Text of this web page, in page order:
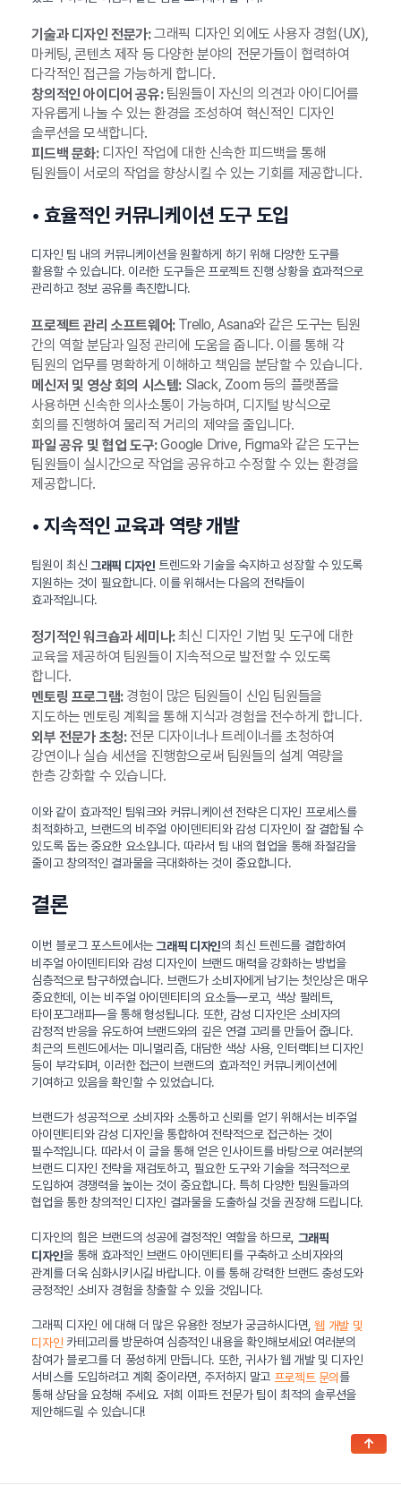
기술과 디자인 전문가:그래픽 디자인 외에도 사용자 경험(UX),
마케팅, 콘텐츠 제작 등 다양한 분야의 전문가들이 협력하여
다각적인 접근을 가능하게 합니다.
창의적인 아이디어 공유:팀원들이 자신의 의견과 아이디어를
자유롭게 나눌 수 있는 환경을 조성하여 혁신적인 디자인
솔루션을 모색합니다.
피드백 문화:디자인 작업에 대한 신속한 피드백을 통해
팀원들이 서로의 작업을 향상시킬 수 있는 기회를 제공합니다.
• 효율적인 커뮤니케이션 도구 도입
디자인 팀 내의 커뮤니케이션을 원활하게 하기 위해 다양한 도구를
활용할 수 있습니다. 이러한 도구들은 프로젝트 진행 상황을 효과적으로
관리하고 정보 공유를 촉진합니다.
프로젝트 관리 소프트웨어:Trello, Asana와 같은 도구는 팀원
간의 역할 분담과 일정 관리에 도움을 줍니다. 이를 통해 각
팀원의 업무를 명확하게 이해하고 책임을 분담할 수 있습니다.
메신저 및 영상 회의 시스템:Slack, Zoom 등의 플랫폼을
사용하면 신속한 의사소통이 가능하며, 디지털 방식으로
회의를 진행하여 물리적 거리의 제약을 줄입니다.
파일 공유 및 협업 도구:Google Drive, Figma와 같은 도구는
팀원들이 실시간으로 작업을 공유하고 수정할 수 있는 환경을
제공합니다.
• 지속적인 교육과 역량 개발
팀원이 최신 그래픽 디자인 트렌드와 기술을 숙지하고 성장할 수 있도록
지원하는 것이 필요합니다. 이를 위해서는 다음의 전략들이
효과적입니다.
정기적인 워크숍과 세미나:최신 디자인 기법 및 도구에 대한
교육을 제공하여 팀원들이 지속적으로 발전할 수 있도록
합니다.
멘토링 프로그램:경험이 많은 팀원들이 신입 팀원들을
지도하는 멘토링 계획을 통해 지식과 경험을 전수하게 합니다.
외부 전문가 초청:전문 디자이너나 트레이너를 초청하여
강연이나 실습 세션을 진행함으로써 팀원들의 설계 역량을
한층 강화할 수 있습니다.
이와 같이 효과적인 팀워크와 커뮤니케이션 전략은 디자인 프로세스를
최적화하고, 브랜드의 비주얼 아이덴티티와 감성 디자인이 잘 결합될 수
있도록 돕는 중요한 요소입니다. 따라서 팀 내의 협업을 통해 좌절감을
줄이고 창의적인 결과물을 극대화하는 것이 중요합니다.
결론
이번 블로그 포스트에서는그래픽 디자인의 최신 트렌드를 결합하여
비주얼 아이덴티티와 감성 디자인이 브랜드 매력을 강화하는 방법을
심층적으로 탐구하였습니다. 브랜드가 소비자에게 남기는 첫인상은 매우
중요한데, 이는 비주얼 아이덴티티의 요소들—로고, 색상 팔레트,
타이포그래피—을 통해 형성됩니다. 또한, 감성 디자인은 소비자의
감정적 반응을 유도하여 브랜드와의 깊은 연결 고리를 만들어 줍니다.
최근의 트렌드에서는 미니멀리즘, 대담한 색상 사용, 인터랙티브 디자인
등이 부각되며, 이러한 접근이 브랜드의 효과적인 커뮤니케이션에
기여하고 있음을 확인할 수 있었습니다.
브랜드가 성공적으로 소비자와 소통하고 신뢰를 얻기 위해서는 비주얼
아이덴티티와 감성 디자인을 통합하여 전략적으로 접근하는 것이
필수적입니다. 따라서 이 글을 통해 얻은 인사이트를 바탕으로 여러분의
브랜드 디자인 전략을 재검토하고, 필요한 도구와 기술을 적극적으로
도입하여 경쟁력을 높이는 것이 중요합니다. 특히 다양한 팀원들과의
협업을 통한 창의적인 디자인 결과물을 도출하실 것을 권장해 드립니다.
디자인의 힘은 브랜드의 성공에 결정적인 역할을 하므로, 그래픽
디자인을 통해 효과적인 브랜드 아이덴티티를 구축하고 소비자와의
관계를 더욱 심화시키시길 바랍니다. 이를 통해 강력한 브랜드 충성도와
긍정적인 소비자 경험을 창출할 수 있을 것입니다.
그래픽 디자인 에 대해 더 많은 유용한 정보가 궁금하시다면,웹 개발 및
디자인 카테고리를 방문하여 심층적인 내용을 확인해보세요! 여러분의
참여가 블로그를 더 풍성하게 만듭니다. 또한, 귀사가 웹 개발 및 디자인
서비스를 도입하려고 계획 중이라면, 주저하지 말고 프로젝트 문의 를
통해 상담을 요청해 주세요. 저희 이파트 전문가 팀이 최적의 솔루션을
제안해드릴 수 있습니다!
↑